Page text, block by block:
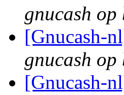
gnucash op
[Gnucash-
gnucash op
[Gnucash-